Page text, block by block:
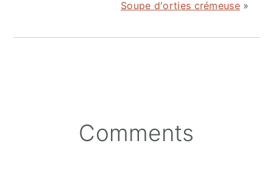
Soupe d'orties crémeuse »
Interactions
Comments